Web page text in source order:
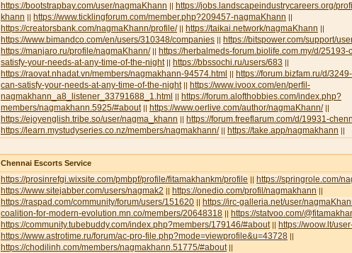
https://bootstrapbay.com/user/nagmaKhann || https://jobs.landscapeindustrycareers.org/
khann || https://www.ticklingforum.com/member.php?209457-nagmaKhann ||
https://creatorsbank.com/nagmaKhann/profile/|| https://taikai.network/nagmaKhann ||
https://www.bimandco.com/en/users/310348/companies || https://bitspower.com/support/
https://manjaro.ru/profile/nagmaKhann/|| https://herbalmeds-forum.biolife.com.my/d/
satisfy-your-needs-at-any-time-of-the-night|| https://bbssochi.ru/users/683 ||
https://raovat.nhadat.vn/members/nagmakhann-94574.html || https://forum.bizfam.ru/d/
can-satisfy-your-needs-at-any-time-of-the-night|| https://www.ivoox.com/en/perfil-
nagmakhann_a8_listener_33791688_1.html || https://forum.alofthobbies.com/index.php?
members/nagmakhann.5925/#about|| https://www.oerlive.com/author/nagmaKhann/||
https://ejoyenglish.tribe.so/user/nagma_khann || https://forum.freeflarum.com/d/19931-
https://learn.mystudyseries.co.nz/members/nagmakhann/|| https://take.app/nagmakhann ||
Chennai Escorts Service
https://prosinrefgi.wixsite.com/pmbpf/profile/fitamakhankm/profile || https://springrole.com/
https://www.sitejabber.com/users/nagmak2 || https://onedio.com/profil/nagmakhann ||
https://raspad.com/community/forum/users/151620 || https://irc-galleria.net/user/
coalition-for-modern-evolution.mn.co/members/20648318 || https://statvoo.com/
https://community.tubebuddy.com/index.php?members/179146/#about || https://woow.lt/
https://www.astrotime.ru/forum/ac-pro-file.php?mode=viewprofile&u=43728 ||
https://chodilinh.com/members/nagmakhann.51775/#about ||